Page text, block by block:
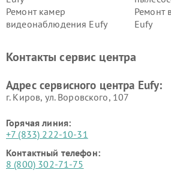
Ремонт камер
видеонаблюдения Eufy
Ремонт
Eufy
Контакты сервис центра
Адрес сервисного центра Eufy:
г. Киров, ул. Воровского, 107
Горячая линия:
+7 (833) 222-10-31
Контактный телефон:
8 (800) 302-71-75